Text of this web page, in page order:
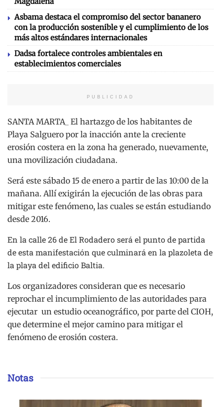
Asbama destaca el compromiso del sector bananero
con la producción sostenible y el cumplimiento de los
más altos estándares internacionales
Dadsa fortalece controles ambientales en
establecimientos comerciales
PUBLICIDAD
SANTA MARTA_ El hartazgo de los habitantes de
Playa Salguero por la inacción ante la creciente
erosión costera en la zona ha generado, nuevamente,
una movilización ciudadana.
Será este sábado 15 de enero a partir de las 10:00 de la
mañana. Allí exigirán la ejecución de las obras para
mitigar este fenómeno, las cuales se están estudiando
desde 2016.
En la calle 26 de El Rodadero será el punto de partida
de esta manifestación que culminará en la plazoleta de
la playa del edificio Baltia.
Los organizadores consideran que es necesario
reprochar el incumplimiento de las autoridades para
ejecutar un estudio oceanográfico, por parte del CIOH,
que determine el mejor camino para mitigar el
fenómeno de erosión costera.
Notas